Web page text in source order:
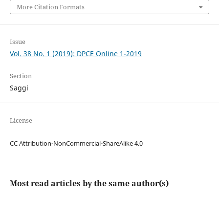
More Citation Formats
Issue
Vol. 38 No. 1 (2019): DPCE Online 1-2019
Section
Saggi
License
CC Attribution-NonCommercial-ShareAlike 4.0
Most read articles by the same author(s)